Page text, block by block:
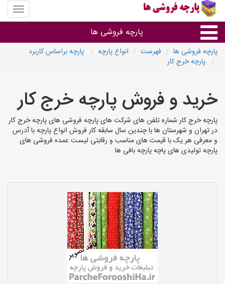
منوی
سایت
فروشی
پارچه فروشی ها
پارچه براساس رنگ طرح و کاربرد
پارچه فروشی های هر شهر
پارچه فروشی ها فهرست انواع پارچه
پارچه براساس کاربرد
پارچه خرج کار
خرید و فروش پارچه خرج کار
پارچه خرج کار شماره تلفن های شرکت های پارچه فروشی های پارچه خرج کار
در تهران و شهرستان ها با چندین سال سابقه کار فروش انواع پارچه با آدرس
و معرفی هر یک با قیمت های مناسب و رقابتی لیست عمده فروشی های
پارچه تولیدی های پاچه پارچه بافی ها